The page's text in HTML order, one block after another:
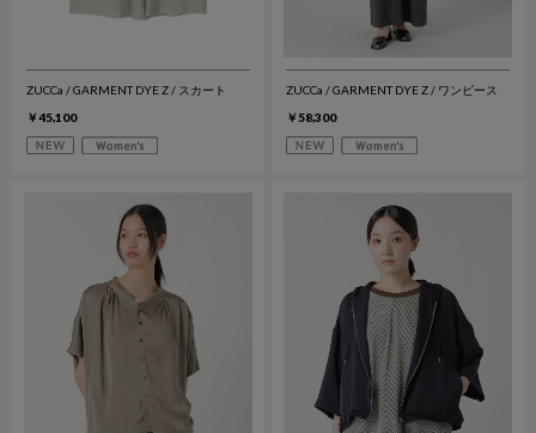
ZUCCa / GARMENT DYE Z / スカート
￥45,100
ZUCCa / GARMENT DYE Z / ワンピース
￥58,300